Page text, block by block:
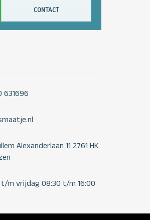
CONTACT
631696
Alexanderlaan 11 2761 HK
t/m vrijdag 08:30 t/m 16:00